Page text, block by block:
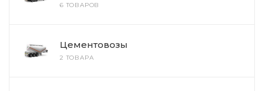
6 ТОВАРОВ
Цементовозы
2 ТОВАРА